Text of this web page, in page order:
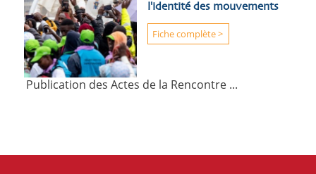
l'identité des mouvements
Publication des Actes de la Rencontre ...
Fiche complète >